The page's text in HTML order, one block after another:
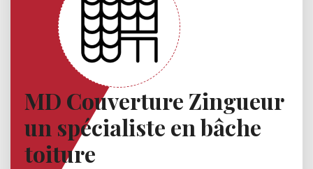
MD Couverture Zingueur
un spécialiste en bâche
toiture